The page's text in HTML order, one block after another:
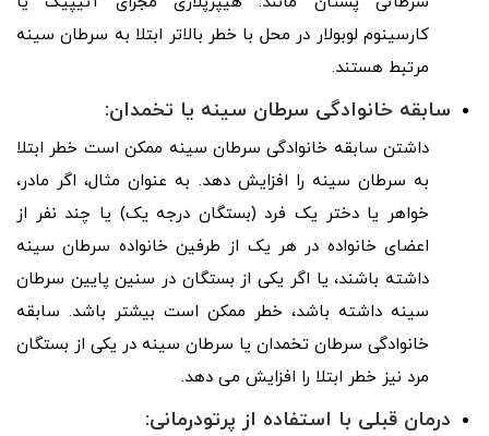
کارسینوم لوبولار در محل با خطر بالاتر ابتلا به سرطان سینه
مرتبط هستند.
سابقه خانوادگی سرطان سینه یا تخمدان:
داشتن سابقه خانوادگی سرطان سینه ممکن است خطر ابتلا
به سرطان سینه را افزایش دهد. به عنوان مثال، اگر مادر،
خواهر یا دختر یک فرد (بستگان درجه یک) یا چند نفر از
اعضای خانواده در هر یک از طرفین خانواده سرطان سینه
داشته باشند، یا اگر یکی از بستگان در سنین پایین سرطان
سینه داشته باشد، خطر ممکن است بیشتر باشد. سابقه
خانوادگی سرطان تخمدان یا سرطان سینه در یکی از بستگان
مرد نیز خطر ابتلا را افزایش می دهد.
درمان قبلی با استفاده از پرتودرمانی: